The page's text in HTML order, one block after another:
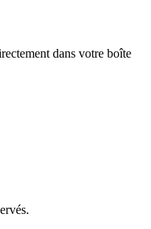
dans votre boîte